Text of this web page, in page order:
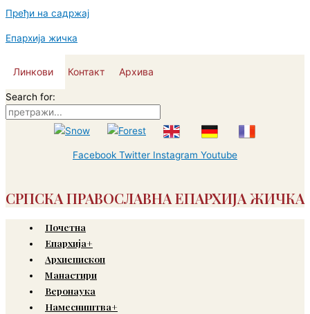
Пређи на садржај
Епархија жичка
Линкови Контакт Архива
Search for:
Facebook Twitter Instagram Youtube
СРПСКА ПРАВОСЛАВНА ЕПАРХИЈА ЖИЧКА
Почетна
Епархија+
Архиепископ
Манастири
Веронаука
Намесништва+